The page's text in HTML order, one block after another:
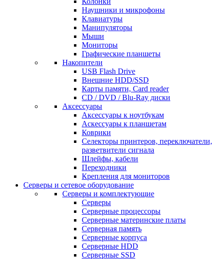
Наушники и микрофоны
Клавиатуры
Манипуляторы
Мыши
Мониторы
Графические планшеты
Накопители
USB Flash Drive
Внешние HDD/SSD
Карты памяти, Card reader
CD / DVD / Blu-Ray диски
Аксессуары
Аксессуары к ноутбукам
Аскессуары к планшетам
Коврики
Селекторы принтеров, переключатели,
разветвители сигнала
Шлейфы, кабели
Переходники
Крепления для мониторов
Серверы и сетевое оборудование
Серверы и комплектующие
Серверы
Серверные процессоры
Серверные материнские платы
Серверная память
Серверные корпуса
Серверные HDD
Серверные SSD